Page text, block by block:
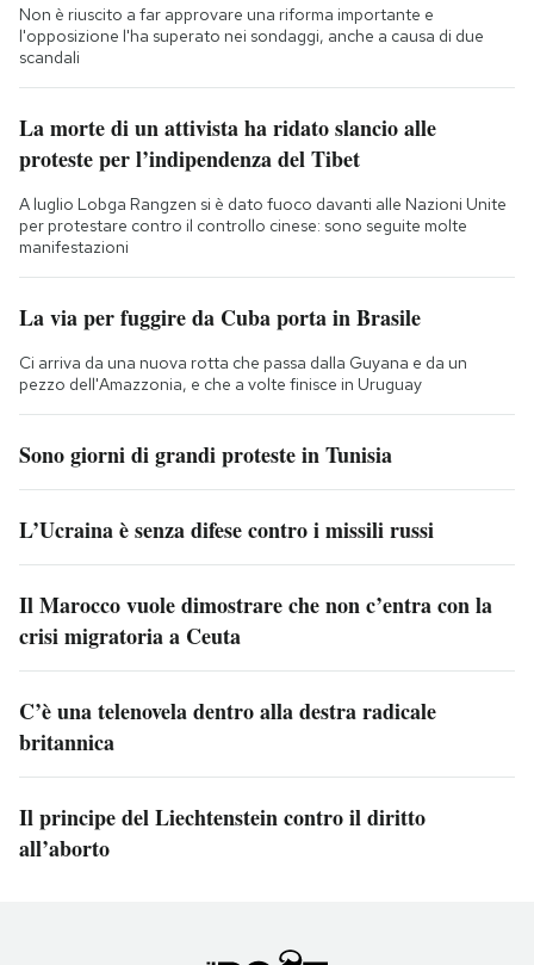
Non è riuscito a far approvare una riforma importante e
l'opposizione l'ha superato nei sondaggi, anche a causa di due
scandali
La morte di un attivista ha ridato slancio alle
proteste per l’indipendenza del Tibet
A luglio Lobga Rangzen si è dato fuoco davanti alle Nazioni Unite
per protestare contro il controllo cinese: sono seguite molte
manifestazioni
La via per fuggire da Cuba porta in Brasile
Ci arriva da una nuova rotta che passa dalla Guyana e da un
pezzo dell'Amazzonia, e che a volte finisce in Uruguay
Sono giorni di grandi proteste in Tunisia
L’Ucraina è senza difese contro i missili russi
Il Marocco vuole dimostrare che non c’entra con la
crisi migratoria a Ceuta
C’è una telenovela dentro alla destra radicale
britannica
Il principe del Liechtenstein contro il diritto
all’aborto